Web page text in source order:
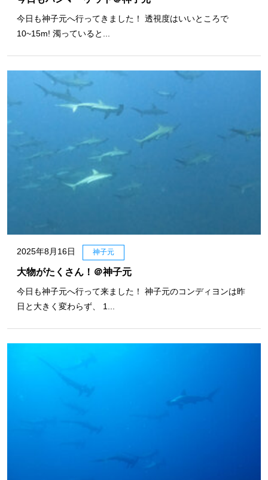
今日も神子元へ行ってきました！ 透視度はいいところで
10~15m! 濁っていると...
2025年8月16日 神子元
大物がたくさん！＠神子元
今日も神子元へ行って来ました！ 神子元のコンディヨンは昨
日と大きく変わらず、 1...